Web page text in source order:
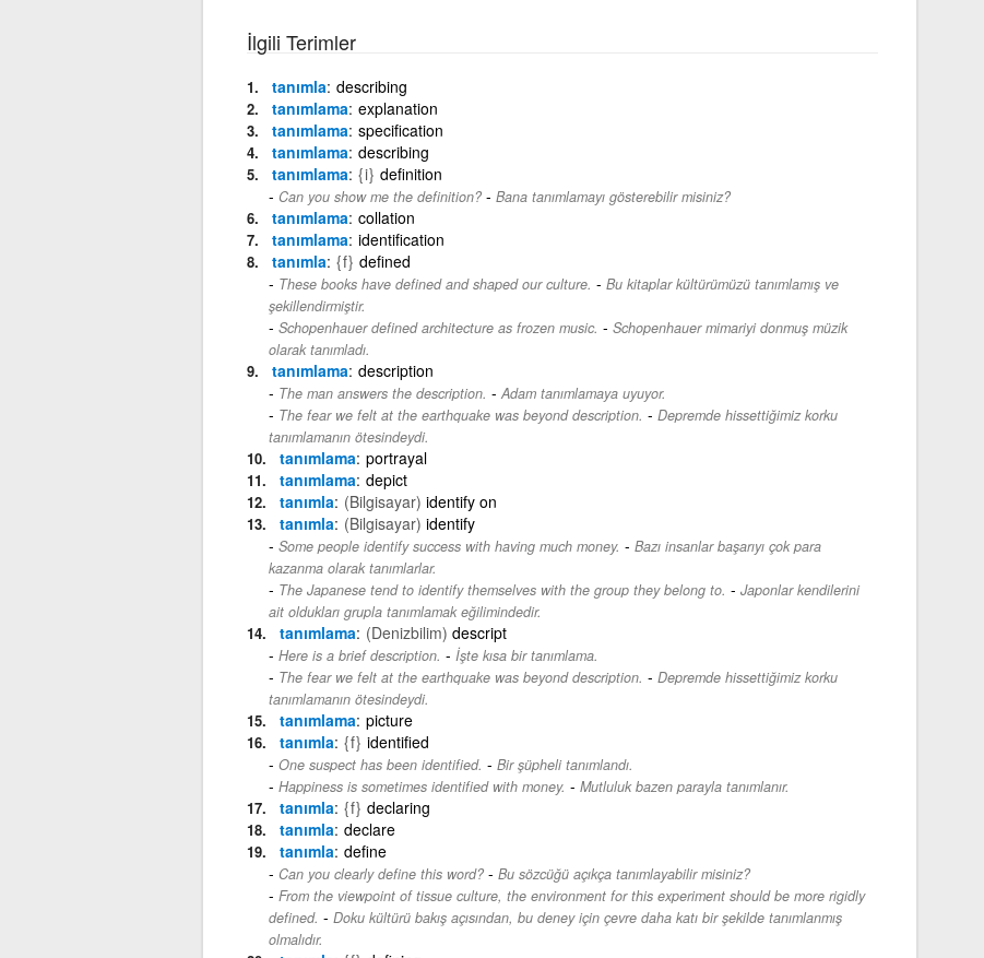
İlgili Terimler
tanımla describing
tanımlama explanation
tanımlama specification
tanımlama describing
tanımlama {i} definition
Can you show me the definition?- Bana tanımlamayı gösterebilir misiniz?
tanımlama collation
tanımlama identification
tanımla {f} defined
These books have defined and shaped our culture. - Bu kitaplar kültürümüzü tanımlamış ve
şekillendirmiştir.
Schopenhauer defined architecture as frozen music. - Schopenhauer mimariyi donmuş müzik
olarak tanımladı.
tanımlama description
The man answers the description. - Adam tanımlamaya uyuyor.
The fear we felt at the earthquake was beyond description. - Depremde hissettiğimiz korku
tanımlamanın ötesindeydi.
tanımlama portrayal
tanımlama depict
tanımla (Bilgisayar) identify on
tanımla (Bilgisayar) identify
Some people identify success with having much money. - Bazı insanlar başarıyı çok para
kazanma olarak tanımlarlar.
The Japanese tend to identify themselves with the group they belong to. - Japonlar kendilerini
ait oldukları grupla tanımlamak eğilimindedir.
tanımlama (Denizbilim) descript
Here is a brief description. - İşte kısa bir tanımlama.
The fear we felt at the earthquake was beyond description. - Depremde hissettiğimiz korku
tanımlamanın ötesindeydi.
tanımlama picture
tanımla {f} identified
One suspect has been identified. - Bir şüpheli tanımlandı.
Happiness is sometimes identified with money. - Mutluluk bazen parayla tanımlanır.
tanımla {f} declaring
tanımla declare
tanımla define
Can you clearly define this word?- Bu sözcüğü açıkça tanımlayabilir misiniz?
From the viewpoint of tissue culture, the environment for this experiment should be more rigidly
defined. - Doku kültürü bakış açısından, bu deney için çevre daha katı bir şekilde tanımlanmış
olmalıdır.